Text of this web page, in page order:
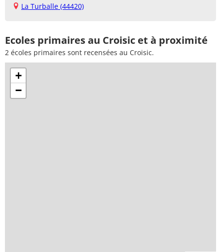
La Turballe (44420)
Ecoles primaires au Croisic et à proximité
2 écoles primaires sont recensées au Croisic.
+
−